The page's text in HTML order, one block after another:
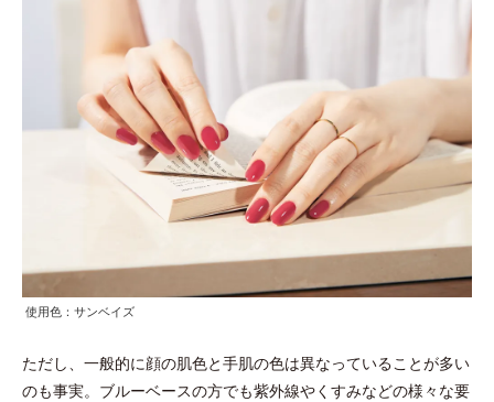
使用色：サンベイズ
ただし、一般的に顔の肌色と手肌の色は異なっていることが多い
のも事実。ブルーベースの方でも紫外線やくすみなどの様々な要